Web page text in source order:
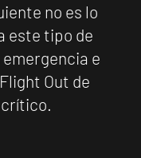
no es lo
este tipo de
e
Out de